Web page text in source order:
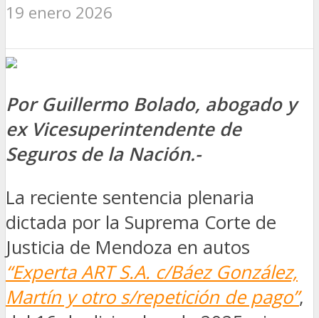
19 enero 2026
Por Guillermo Bolado, abogado y
ex Vicesuperintendente de
Seguros de la Nación.-
La reciente sentencia plenaria
dictada por la Suprema Corte de
Justicia de Mendoza en autos
“Experta ART S.A. c/Báez González,
Martín y otro s/repetición de pago”,